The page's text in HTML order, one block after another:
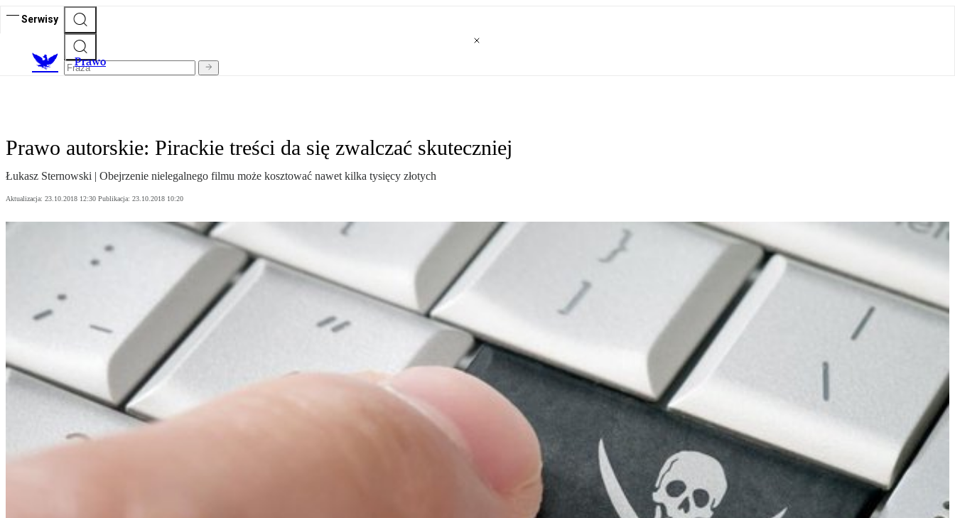
Serwisy
Prawo
Prawo autorskie: Pirackie treści da się zwalczać skuteczniej
Łukasz Sternowski | Obejrzenie nielegalnego filmu może kosztować nawet kilka tysięcy złotych
Aktualizacja: 23.10.2018 12:30 Publikacja: 23.10.2018 10:20